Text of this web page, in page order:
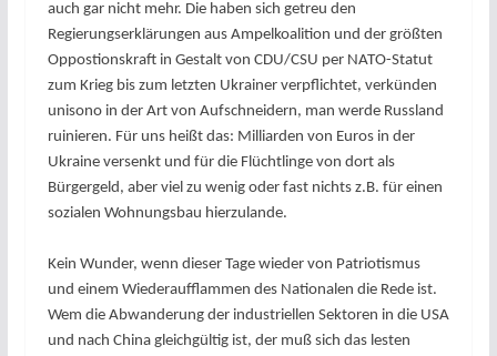
auch gar nicht mehr. Die haben sich getreu den
Regierungserklärungen aus Ampelkoalition und der größten
Oppostionskraft in Gestalt von CDU/CSU per NATO-Statut
zum Krieg bis zum letzten Ukrainer verpflichtet, verkünden
unisono in der Art von Aufschneidern, man werde Russland
ruinieren. Für uns heißt das: Milliarden von Euros in der
Ukraine versenkt und für die Flüchtlinge von dort als
Bürgergeld, aber viel zu wenig oder fast nichts z.B. für einen
sozialen Wohnungsbau hierzulande.
Kein Wunder, wenn dieser Tage wieder von Patriotismus
und einem Wiederaufflammen des Nationalen die Rede ist.
Wem die Abwanderung der industriellen Sektoren in die USA
und nach China gleichgültig ist, der muß sich das lesten